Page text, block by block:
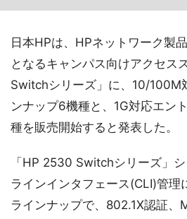
日本HPは、HPネットワーク製
となるキャンパス向けアクセス
Switchシリーズ」に、10/100M
ンナップ6機種と、1G対応エン
種を販売開始すると発表した。
「HP 2530 Switchシリーズ」
ラインインタフェース(CLI)管理
ラインナップで、802.1X認証、